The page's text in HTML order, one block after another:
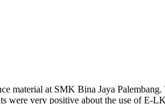
material at SMK Bina Jaya Palembang.
were very positive about the use of E-